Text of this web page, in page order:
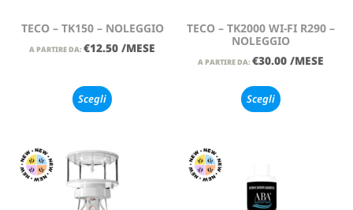
TECO – TK150 – NOLEGGIO
A PARTIRE DA: €12.50 /MESE
Scegli
TECO – TK2000 WI-FI R290 –
NOLEGGIO
A PARTIRE DA: €30.00 /MESE
Scegli